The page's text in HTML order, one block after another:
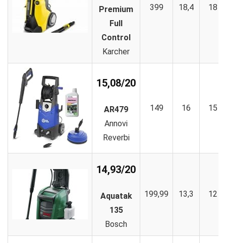
Premium
Full
Control
Karcher
399 18,4 18
15,08/20
AR479
Annovi
Reverbi
149 16 15
14,93/20
Aquatak
135
Bosch
199,99 13,3 12